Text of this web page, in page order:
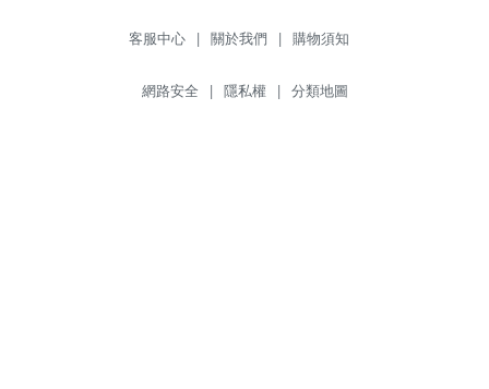
客服中心 | 關於我們 | 購物須知
網路安全 | 隱私權 | 分類地圖